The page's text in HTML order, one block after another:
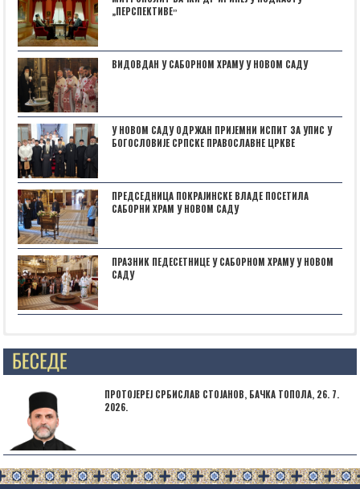
„ПЕРСПЕКТИВЕˮ
ВИДОВДАН У САБОРНОМ ХРАМУ У НОВОМ САДУ
У НОВОМ САДУ ОДРЖАН ПРИЈЕМНИ ИСПИТ ЗА УПИС У
БОГОСЛОВИЈЕ СРПСКЕ ПРАВОСЛАВНЕ ЦРКВЕ
ПРЕДСЕДНИЦА ПОКРАЈИНСКЕ ВЛАДЕ ПОСЕТИЛА
САБОРНИ ХРАМ У НОВОМ САДУ
ПРАЗНИК ПЕДЕСЕТНИЦЕ У САБОРНОМ ХРАМУ У НОВОМ
САДУ
Posts not found
ПРОТОЈЕРЕЈ СРБИСЛАВ СТОЈАНОВ, БАЧКА ТОПОЛА, 26. 7.
2026.